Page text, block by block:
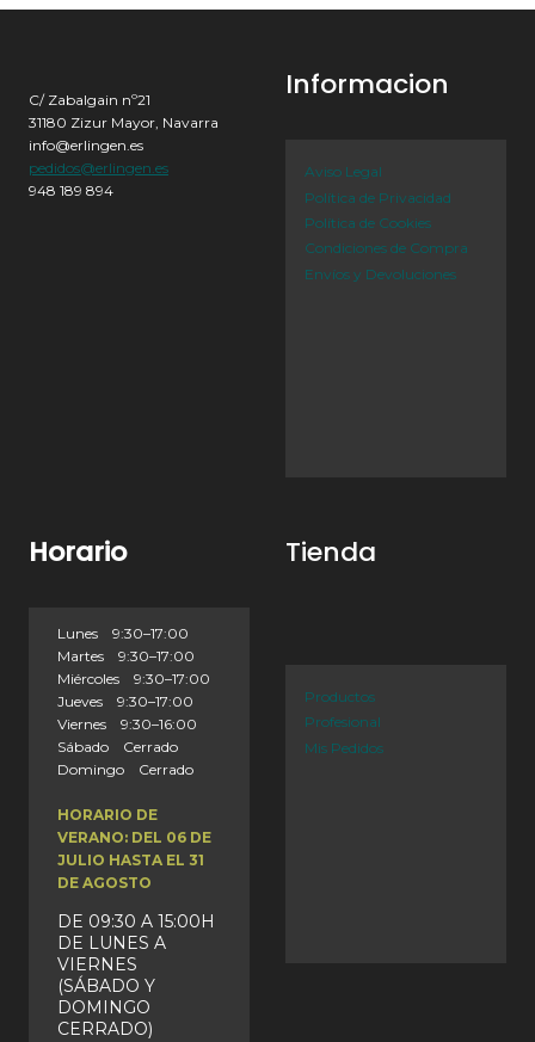
C/ Zabalgain nº21
31180 Zizur Mayor, Navarra
info@erlingen.es
pedidos@erlingen.es
948 189 894
Informacion
Aviso Legal
Política de Privacidad
Política de Cookies
Condiciones de Compra
Envíos y Devoluciones
Horario
Lunes 9:30–17:00
Martes 9:30–17:00
Miércoles 9:30–17:00
Jueves 9:30–17:00
Viernes 9:30–16:00
Sábado Cerrado
Domingo Cerrado
HORARIO DE
VERANO: DEL 06 DE
JULIO HASTA EL 31
DE AGOSTO
DE 09:30 A 15:00H
DE LUNES A
VIERNES
(SÁBADO Y
DOMINGO
CERRADO)
Tienda
Productos
Profesional
Mis Pedidos